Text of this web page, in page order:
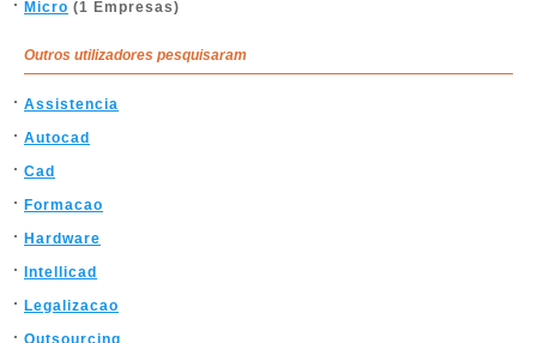
Micro (1 Empresas)
Outros utilizadores pesquisaram
Assistencia
Autocad
Cad
Formacao
Hardware
Intellicad
Legalizacao
Outsourcing